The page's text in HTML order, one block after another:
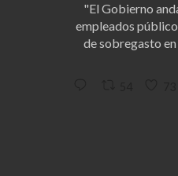
"El Gobierno
empleados
de sobregasto